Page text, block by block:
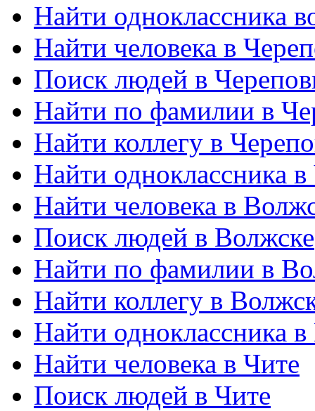
Найти одноклассника
Найти человека в
Поиск людей в
Найти по фамилии в
Найти коллегу в
Найти одноклассника
Найти человека в
Поиск людей в Волжске
Найти по фамилии в
Найти коллегу в
Найти одноклассника
Найти человека в Чите
Поиск людей в Чите